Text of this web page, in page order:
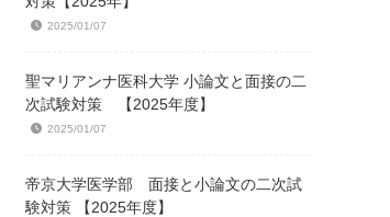
2025/01/07
聖マリアンナ医科大学 小論文と面接の二
次試験対策 【2025年度】
2025/01/07
帝京大学医学部 面接と小論文の二次試
験対策 【2025年度】